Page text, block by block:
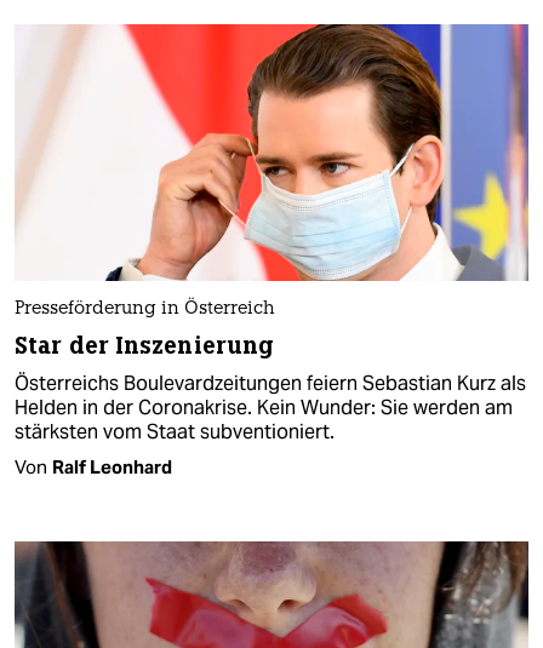
Presseförderung in Österreich
Star der Inszenierung
Österreichs Boulevardzeitungen feiern Sebastian Kurz als
Helden in der Coronakrise. Kein Wunder: Sie werden am
stärksten vom Staat subventioniert.
Von Ralf Leonhard